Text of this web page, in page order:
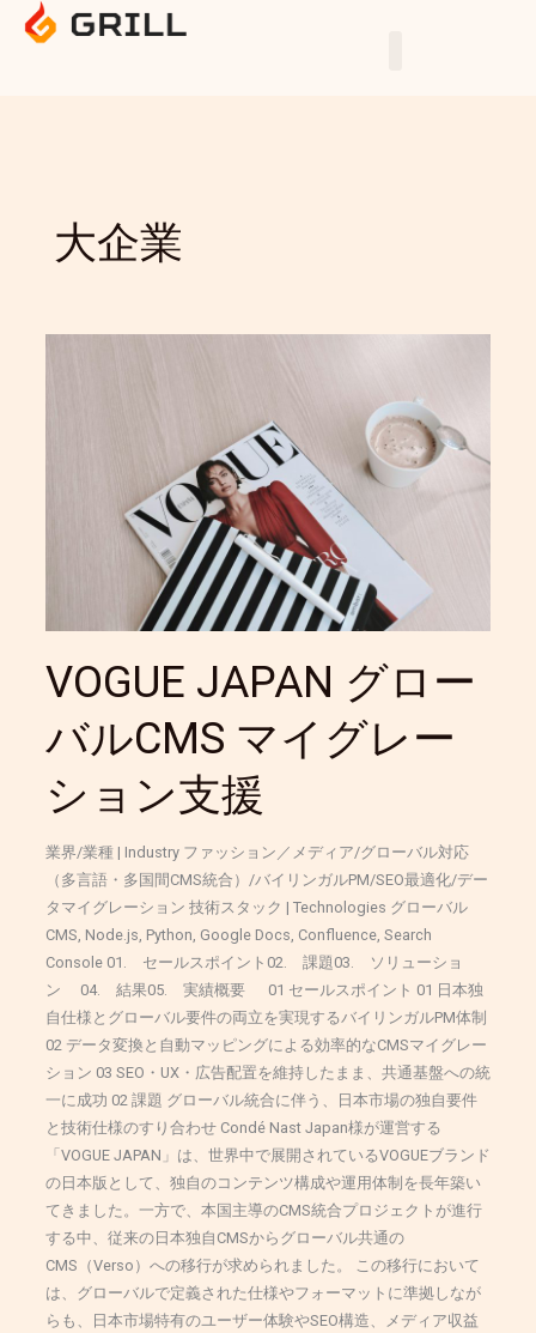
大企業
VOGUE JAPAN グロー
バルCMS マイグレー
ション支援
業界/業種 | Industry ファッション／メディア/グローバル対応
（多言語・多国間CMS統合）/バイリンガルPM/SEO最適化/デー
タマイグレーション 技術スタック | Technologies グローバル
CMS, Node.js, Python, Google Docs, Confluence, Search
Console 01. セールスポイント02. 課題03. ソリューショ
ン 04. 結果05. 実績概要 01 セールスポイント 01 日本独
自仕様とグローバル要件の両立を実現するバイリンガルPM体制
02 データ変換と自動マッピングによる効率的なCMSマイグレー
ション 03 SEO・UX・広告配置を維持したまま、共通基盤への統
一に成功 02 課題 グローバル統合に伴う、日本市場の独自要件
と技術仕様のすり合わせ Condé Nast Japan様が運営する
「VOGUE JAPAN」は、世界中で展開されているVOGUEブランド
の日本版として、独自のコンテンツ構成や運用体制を長年築い
てきました。一方で、本国主導のCMS統合プロジェクトが進行
する中、従来の日本独自CMSからグローバル共通の
CMS（Verso）への移行が求められました。 この移行において
は、グローバルで定義された仕様やフォーマットに準拠しなが
らも、日本市場特有のユーザー体験やSEO構造、メディア収益
ー
ョ
ン
支
援